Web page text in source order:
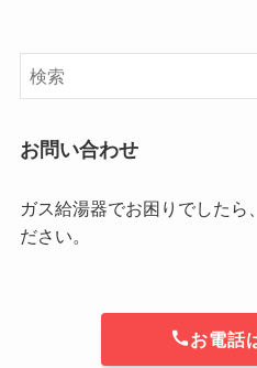
お問い合わせ
ガス給湯器でお困りでしたら
ださい。
お電話